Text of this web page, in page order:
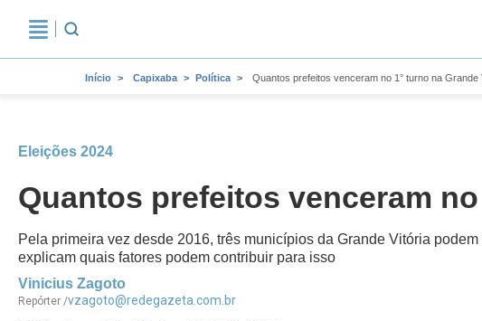
Início Capixaba Política Quantos prefeitos venceram no 1° turno na Grande
Eleições 2024
Quantos prefeitos venceram
Pela primeira vez desde 2016, três municípios da Grande Vitória
explicam quais fatores podem contribuir para isso
Vinicius Zagoto
Repórter /vzagoto@redegazeta.com.br